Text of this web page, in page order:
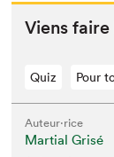
Viens
Quiz Pour
Auteur·rice
Martial Grisé